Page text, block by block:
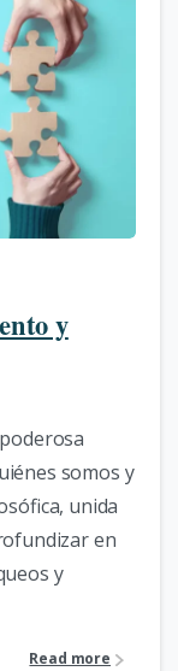
y
somos y
unida
en
y
Read more